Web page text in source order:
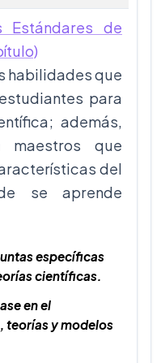
Estándares de
habilidades que
para
además,
maestros que
del
se aprende
específicas
científicas.
en el
teorías y modelos